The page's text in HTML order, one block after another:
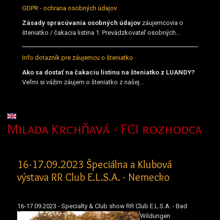
GDPR - ochrana osobných údajov
Zásady spracúvania osobných údajov záujemcovia o
šteniatko / čakacia listina 1. Prevádzkovateľ osobných...
Info dotazník pre záujemcu o šteniatko
Ako sa dostať na čakaciu listinu na šteniatko z LUANDY?
Veľmi si vážim záujem o šteniatko z našej...
Vyberte váš jazyk
Milada Krchňavá - FCI rozhodca
16-17.09.2023 Špeciálna a Klubová
výstava RR Club E.L.S.A. - Nemecko
16-17.09.2023 - Specialty & Club show RR Club E.L.S.A. - Bad
Wildungen